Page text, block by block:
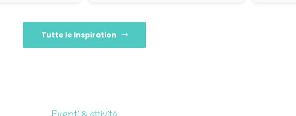
Tutte le Inspiration